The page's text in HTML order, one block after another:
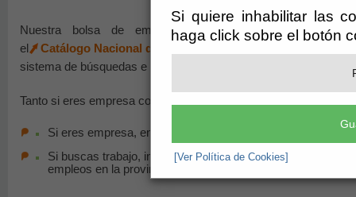
Si quiere inhabilitar las
haga click sobre el botón
[Ver Política de Cookies]
Nuestra bolsa de empleo utiliza las categorías
el
Catálogo Nacional de Cualificaciones Profesionales
sistema de búsquedas e inserciones de empleo no sólo a nivel
Tanto si eres empresa como trabajador, éste es tu espacio de
Si eres empresa, encuentra profesionales de la provincia
Si buscas trabajo, inserta tu currículum para que las
empleos en la provincia relacionados con tu cualificación.